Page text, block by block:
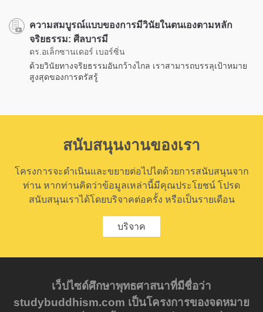
ความสมบูรณ์แบบของการมีวินัยในตนเองตามหลัก
จริยธรรม: ศีลบารมี
ดร.อเล็กซานเดอร์ เบอร์ซิ่น
ด้วยวินัยทางจริยธรรมอันกว้างไกล เราสามารถบรรลุเป้าหมาย
สูงสุดของการตรัสรู้
สนับสนุนงานของเรา
โครงการจะดำเนินและขยายต่อไปไดด้วยการสนับสนุนจาก
ท่าน หากท่านคิดว่าข้อมูลเหล่านี้มีคุณประโยชน์ โปรด
สนับสนุนเราได้โดยบริจาคต่อครั้ง หรือเป็นรายเดือน
บริจาค
เว็ปไซด์ศึกษาพุทธศาสนาที่มีชื่อว่า
studybuddhism.com เป็นโครงการของจดหมาย